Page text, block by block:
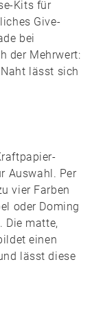
Kits für
Give-
bei
der Mehrwert:
lässt sich
Auswahl. Per
vier Farben
oder Doming
Die matte,
einen
lässt diese